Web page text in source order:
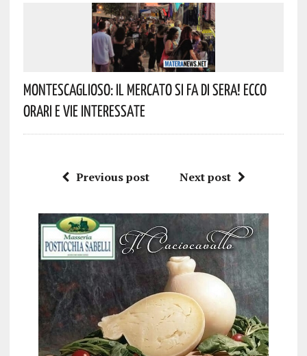
Montescaglioso: Il Mercato Si Fa Di Sera! Ecco
Orari E Vie Interessate
Previous post Next post